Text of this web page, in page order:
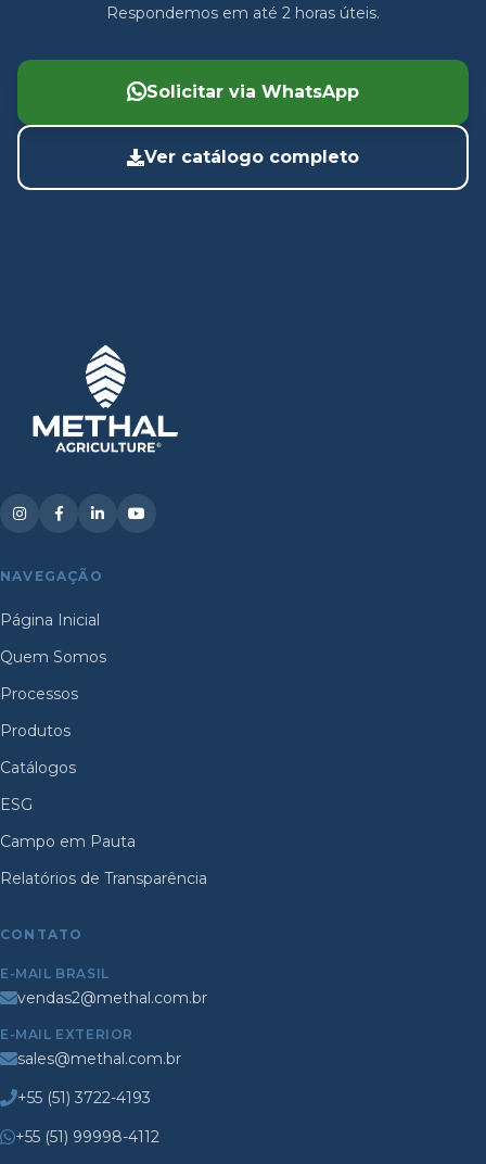
Respondemos em até 2 horas úteis.
Solicitar via WhatsApp
Ver catálogo completo
NAVEGAÇÃO
Página Inicial
Quem Somos
Processos
Produtos
Catálogos
ESG
Campo em Pauta
Relatórios de Transparência
CONTATO
E-MAIL BRASIL
vendas2@methal.com.br
E-MAIL EXTERIOR
sales@methal.com.br
+55 (51) 3722-4193
+55 (51) 99998-4112